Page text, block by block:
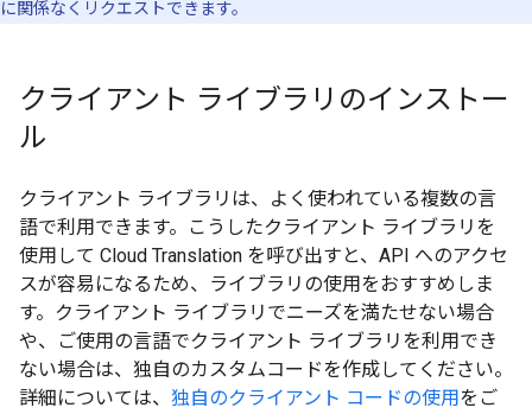
に関係なくリクエストできます。
クライアント ライブラリのインストー
ル
クライアント ライブラリは、よく使われている複数の言
語で利用できます。こうしたクライアント ライブラリを
使用して Cloud Translation を呼び出すと、API へのアクセ
スが容易になるため、ライブラリの使用をおすすめしま
す。クライアント ライブラリでニーズを満たせない場合
や、ご使用の言語でクライアント ライブラリを利用でき
ない場合は、独自のカスタムコードを作成してください。
詳細については、 独自のクライアント コードの使用をご